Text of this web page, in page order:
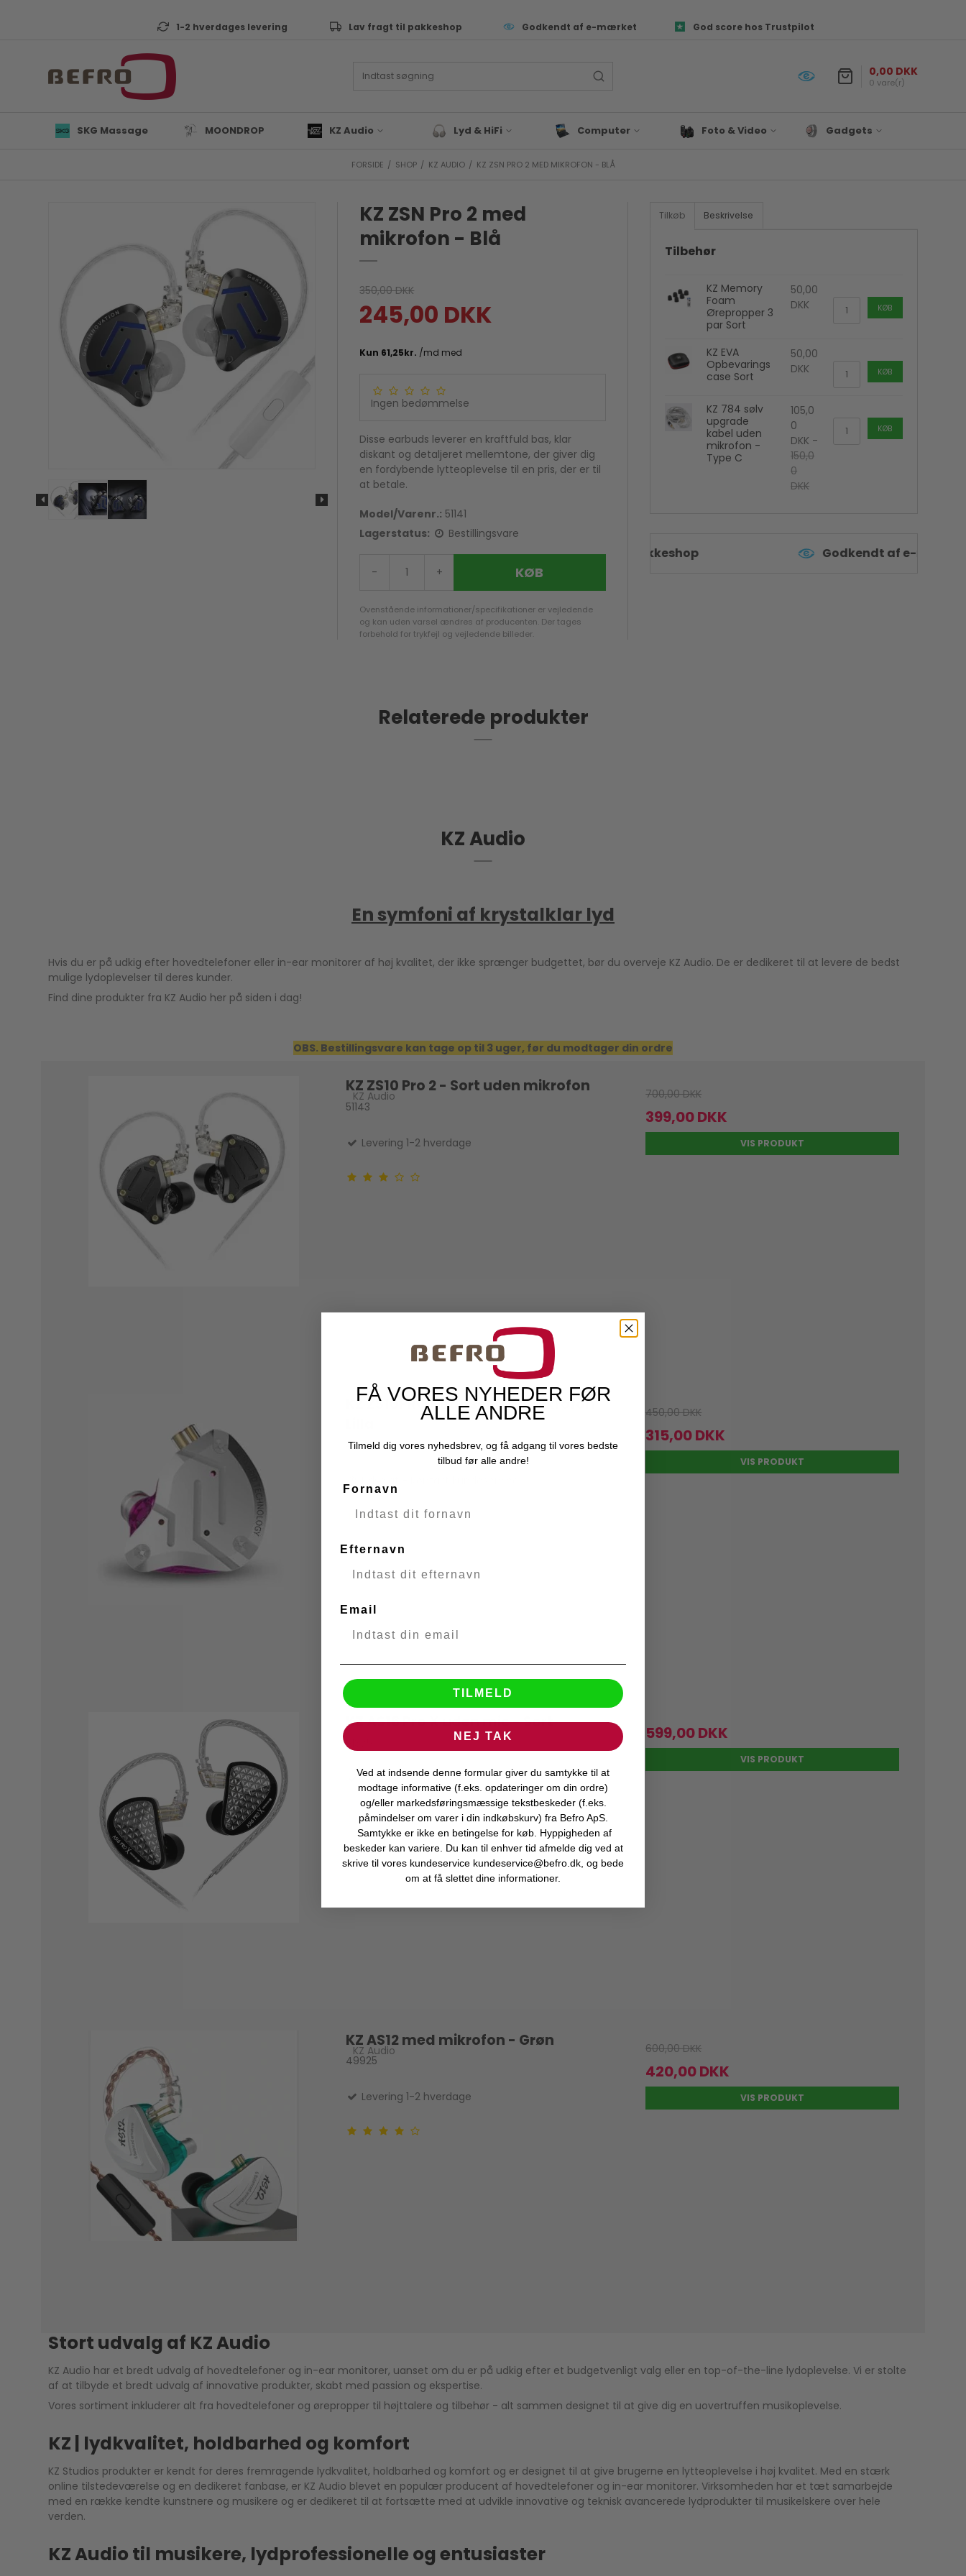
1-2 hverdages levering Lav fragt til pakkeshop Godkendt af e-mærket God score hos Trustpilot
0,00 DKK
0 vare(r)
SKG Massage MOONDROP KZ Audio
Live Performance
Keyboard & synth
ALLROUND & VALUE
KZ Audio tilbehør
Lyd & HiFi
Lyd & Hifi tilbehør
Hovedtelefoner
Computer Foto & Video
Fototasker
Hukommelseskort
Kamerastativ
Mikrofon
Kamera flash
Polaroid Kamera
Gadgets
Denver
FORSIDE / SHOP / KZ AUDIO / KZ ZSN PRO 2 MED MIKROFON - BLÅ
KZ ZSN Pro 2 med
mikrofon - Blå
350,00 DKK
245,00 DKK
Ingen bedømmelse
Disse earbuds leverer en kraftfuld bas, klar
diskant og detaljeret mellemtone, der giver dig
en fordybende lytteoplevelse til en pris, der er til
at betale.
Model/Varenr.: 51141
Lagerstatus:
Bestillingsvare
- + KØB
Ovenstående informationer/specifikationer er vejledende
og kan uden varsel ændres af producenten. Der tages
forbehold for trykfejl og vejledende billeder.
Tilkøb Beskrivelse
Tilbehør
KZ Memory
Foam
Ørepropper 3
par Sort
50,00
DKK
KØB
KZ EVA
Opbevarings
case Sort
50,00
DKK
KØB
KZ 784 sølv
upgrade
kabel uden
mikrofon -
Type C
105,0
0
DKK -
150,0
0
DKK
KØB
Lav fragt til pakkeshop Godkendt af e-mærket
Relaterede produkter
KZ Audio
En symfoni af krystalklar lyd
Hvis du er på udkig efter hovedtelefoner eller in-ear monitorer af høj kvalitet, der ikke sprænger budgettet, bør du overveje KZ Audio. De er dedikeret til at levere de bedst
mulige lydoplevelser til deres kunder.
Find dine produkter fra KZ Audio her på siden i dag!
OBS. Bestillingsvare kan tage op til 3 uger, før du modtager din ordre
KZ ZS10 Pro 2 - Sort uden mikrofon
KZ Audio
51143
Levering 1-2 hverdage
700,00 DKK
399,00 DKK
VIS PRODUKT
KZ ZS10PRO Headset Med Mikrofon
49765
450,00 DKK
315,00 DKK
VIS PRODUKT
KZ AS16 Pro X uden mic - Sort
51375
Levering 1-2 hverdage
599,00 DKK
VIS PRODUKT
KZ AS12 med mikrofon - Grøn
KZ Audio
49925
Levering 1-2 hverdage
600,00 DKK
420,00 DKK
VIS PRODUKT
Stort udvalg af KZ Audio
KZ Audio har et bredt udvalg af hovedtelefoner og in-ear monitorer, uanset om du er på udkig efter et budgetvenligt valg eller en top-of-the-line lydoplevelse. Vi er stolte
af at tilbyde et bredt udvalg af innovative produkter, skabt med passion og ekspertise.
Vores sortiment inkluderer alt fra hovedtelefoner og ørepropper til højttalere og tilbehør - alt sammen designet til at give dig en uovertruffen musikoplevelse.
KZ | lydkvalitet, holdbarhed og komfort
KZ Studios produkter er kendt for deres fremragende lydkvalitet, holdbarhed og komfort og er designet til at give brugerne en lytteoplevelse i høj kvalitet. Med en stærk
online tilstedeværelse og en dedikeret fanbase, er KZ Audio blevet en populær producent af hovedtelefoner og in-ear monitorer. Virksomheden har et tæt samarbejde
med en række kendte kunstnere og musikere og er dedikeret til at fortsætte med at udvikle innovative og teknisk avancerede lydprodukter til musikelskere over hele
verden.
KZ Audio til musikere, lydprofessionelle og entusiaster
FÅ VORES NYHEDER FØR
ALLE ANDRE
Tilmeld dig vores nyhedsbrev, og få adgang til vores bedste
tilbud før alle andre!
Fornavn
Efternavn
Email
TILMELD
NEJ TAK
Ved at indsende denne formular giver du samtykke til at
modtage informative (f.eks. opdateringer om din ordre)
og/eller markedsføringsmæssige tekstbeskeder (f.eks.
påmindelser om varer i din indkøbskurv) fra Befro ApS.
Samtykke er ikke en betingelse for køb. Hyppigheden af
beskeder kan variere. Du kan til enhver tid afmelde dig ved at
skrive til vores kundeservice kundeservice@befro.dk, og bede
om at få slettet dine informationer.